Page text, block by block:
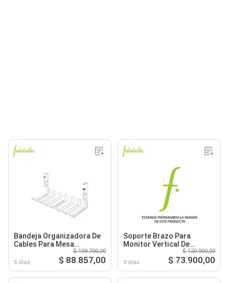
Bandeja Organizadora De
Cables Para Mesa
Escritorio De Metal
5 días
$ 109.700,00
$ 88.857,00
Soporte Brazo Para
Monitor Vertical De
3 días
$ 120.900,00
$ 73.900,00